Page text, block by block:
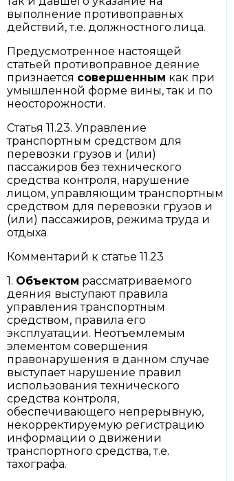
выполнение противоправных
действий, т.е. должностного лица.
Предусмотренное настоящей
статьей противоправное деяние
признается совершенным как при
умышленной форме вины, так и по
неосторожности.
Статья 11.23. Управление
транспортным средством для
перевозки грузов и (или)
пассажиров без технического
средства контроля, нарушение
лицом, управляющим транспортным
средством для перевозки грузов и
(или) пассажиров, режима труда и
отдыха
Комментарий к статье 11.23
1. Объектом рассматриваемого
деяния выступают правила
управления транспортным
средством, правила его
эксплуатации. Неотъемлемым
элементом совершения
правонарушения в данном случае
выступает нарушение правил
использования технического
средства контроля,
обеспечивающего непрерывную,
некорректируемую регистрацию
информации о движении
транспортного средства, т.е.
тахографа.